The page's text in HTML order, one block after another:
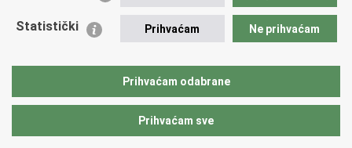
Zaklada policijske solidarnosti
Vučetić"
Statistički Prihvaćam Ne prihvaćam
Prihvaćam odabrane
Prihvaćam sve